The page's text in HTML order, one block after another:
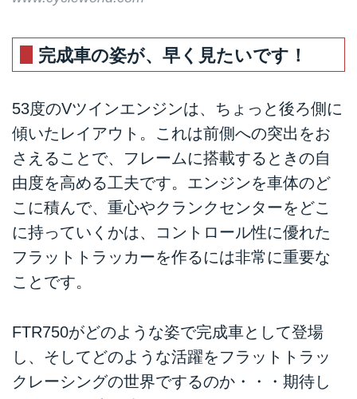
完成車の姿が、早く見たいです！
53度のVツインエンジンは、ちょっと後ろ側に
傾いたレイアウト。これは前側への突出をお
さえることで、フレームに搭載するときの自
由度を高める工夫です。エンジンを車体のど
こに積んで、重心やクランクセンターをどこ
に持っていくかは、コントロール性に優れた
フラットトラッカーを作るには非常に重要な
ことです。
FTR750がどのような姿で完成車として登場
し、そしてどのような活躍をフラットトラッ
クレーシングの世界でするのか・・・期待し